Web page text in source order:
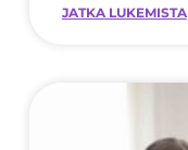
JATKA LUKEMISTA